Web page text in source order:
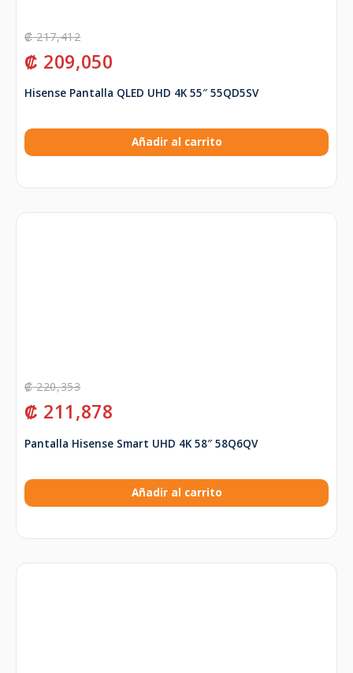
₡217,412
₡ 209,050
Hisense Pantalla QLED UHD 4K 55″ 55QD5SV
Añadir al carrito
₡220,353
₡ 211,878
Pantalla Hisense Smart UHD 4K 58″ 58Q6QV
Añadir al carrito